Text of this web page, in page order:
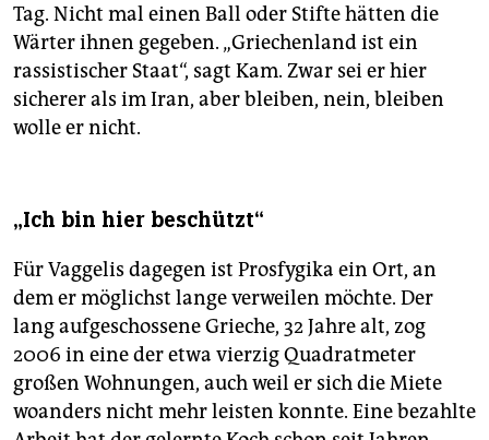
Tag. Nicht mal einen Ball oder Stifte hätten die
Wärter ihnen gegeben. „Griechenland ist ein
rassistischer Staat“, sagt Kam. Zwar sei er hier
sicherer als im Iran, aber bleiben, nein, bleiben
wolle er nicht.
„Ich bin hier beschützt“
Für Vaggelis dagegen ist Prosfygika ein Ort, an
dem er möglichst lange verweilen möchte. Der
lang aufgeschossene Grieche, 32 Jahre alt, zog
2006 in eine der etwa vierzig Quadratmeter
großen Wohnungen, auch weil er sich die Miete
woanders nicht mehr leisten konnte. Eine bezahlte